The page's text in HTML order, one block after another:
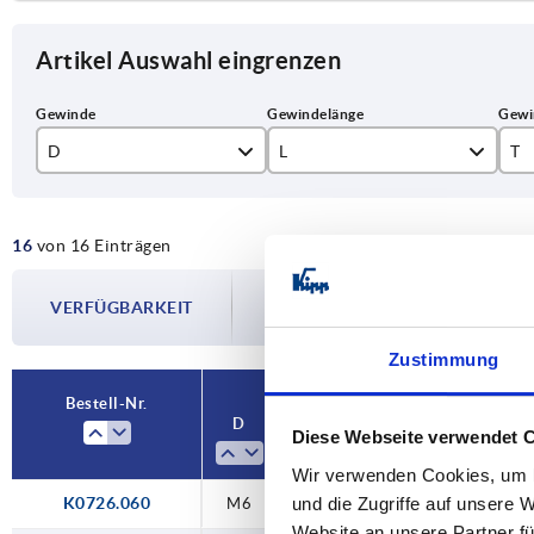
Zustimmung
Diese Webseite verwendet
Wir verwenden Cookies,
und die Zugriffe auf unsere
Artikel Auswahl eingrenzen
D
M8
M12
L
14
T
16 von 16 Einträgen
VERFÜGBARKEIT
Die Verfügbarkeiten werden in
Versanddatum.
Bestell-Nr.
D
K0726.060 M6 — 12,5